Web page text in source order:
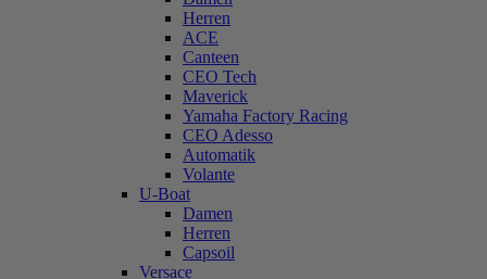
Herren
ACE
Canteen
CEO Tech
Maverick
Yamaha Factory Racing
CEO Adesso
Automatik
Volante
U-Boat
Damen
Herren
Capsoil
Versace